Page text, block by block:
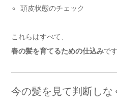
頭皮状態のチェック
これらはすべて、
春の髪を育てるための仕込みです
今の髪を見て判断しな